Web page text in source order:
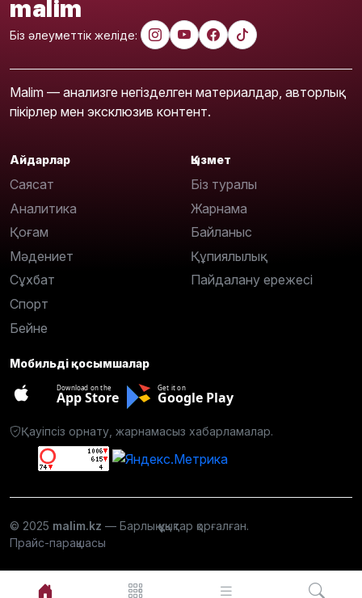
malim
Біз әлеуметтік желіде:
Malim — анализге негізделген материалдар, авторлық
пікірлер мен эксклюзив контент.
Айдарлар
Саясат
Аналитика
Қоғам
Мәдениет
Сұхбат
Спорт
Бейне
Қызмет
Біз туралы
Жарнама
Байланыс
Құпиялылық
Пайдалану ережесі
Мобильді қосымшалар
Download on the
App Store
Get it on
Google Play
Қауіпсіз орнату, жарнамасыз хабарламалар.
© 2025 malim.kz — Барлық құқықтар қорғалған.
Прайс-парақшасы